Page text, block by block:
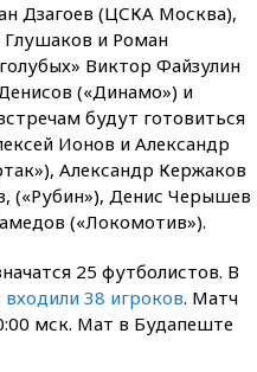
Дзагоев (ЦСКА Москва),
Глушаков и Роман
Виктор Файзулин
(«Динамо») и
будут готовиться
Ионов и Александр
Александр Кержаков
(«Рубин»), Денис Черышев
(«Локомотив»).
25 футболистов. В
входили 38 игроков. Матч
мск. Мат в Будапеште